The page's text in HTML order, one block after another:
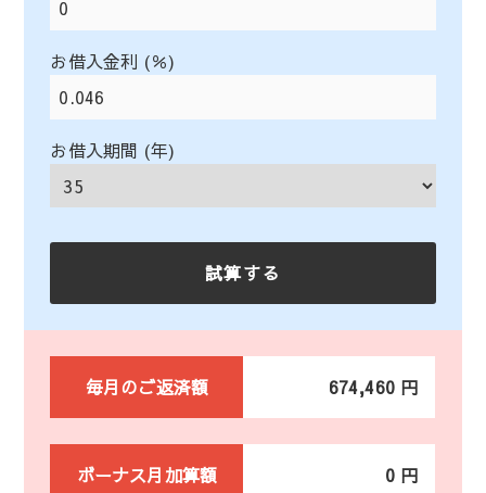
お借入金利 (％)
お借入期間 (年)
毎月のご返済額 674,460 円
ボーナス月加算額 0 円